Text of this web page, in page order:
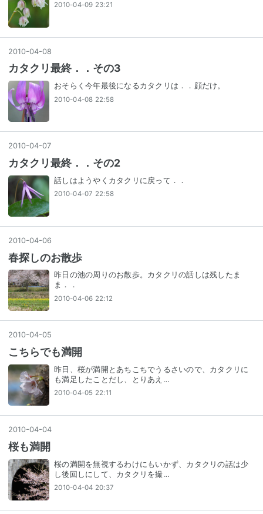
2010-04-09 23:21
2010-04-08
カタクリ最終．．その3
おそらく今年最後になるカタクリは．．顔だけ。
2010-04-08 22:58
2010-04-07
カタクリ最終．．その2
話しはようやくカタクリに戻って．．
2010-04-07 22:58
2010-04-06
春探しのお散歩
昨日の池の周りのお散歩。カタクリの話しは残したま
ま．．
2010-04-06 22:12
2010-04-05
こちらでも満開
昨日、桜が満開とあちこちでうるさいので、カタクリに
も満足したことだし、とりあえ…
2010-04-05 22:11
2010-04-04
桜も満開
桜の満開を無視するわけにもいかず、カタクリの話は少
し後回しにして、カタクリを撮…
2010-04-04 20:37